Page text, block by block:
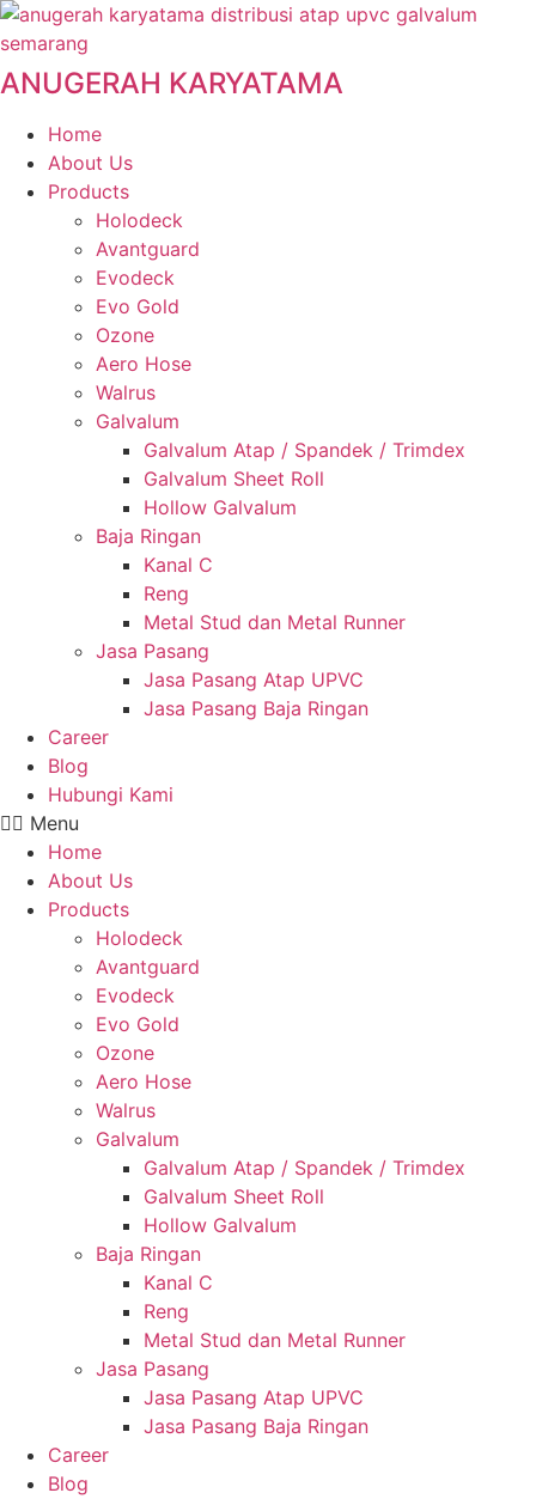
Skip
to
content
ANUGERAH KARYATAMA
Home
About Us
Products
Holodeck
Avantguard
Evodeck
Evo Gold
Ozone
Aero Hose
Walrus
Galvalum
Galvalum Atap / Spandek / Trimdex
Galvalum Sheet Roll
Hollow Galvalum
Baja Ringan
Kanal C
Reng
Metal Stud dan Metal Runner
Jasa Pasang
Jasa Pasang Atap UPVC
Jasa Pasang Baja Ringan
Career
Blog
Hubungi Kami
Menu
Home
About Us
Products
Holodeck
Avantguard
Evodeck
Evo Gold
Ozone
Aero Hose
Walrus
Galvalum
Galvalum Atap / Spandek / Trimdex
Galvalum Sheet Roll
Hollow Galvalum
Baja Ringan
Kanal C
Reng
Metal Stud dan Metal Runner
Jasa Pasang
Jasa Pasang Atap UPVC
Jasa Pasang Baja Ringan
Career
Blog